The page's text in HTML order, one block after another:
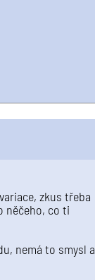
zkus třeba
něčeho, co ti
nemá to smysl a